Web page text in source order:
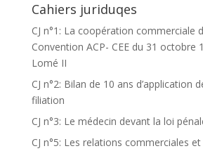
Cahiers juriduqes
CJ n°1: La coopération commerciale
Convention ACP- CEE du 31 octobre
Lomé II
CJ n°2: Bilan de 10 ans d’application
filiation
CJ n°3: Le médecin devant la loi
CJ n°5: Les relations commerciales